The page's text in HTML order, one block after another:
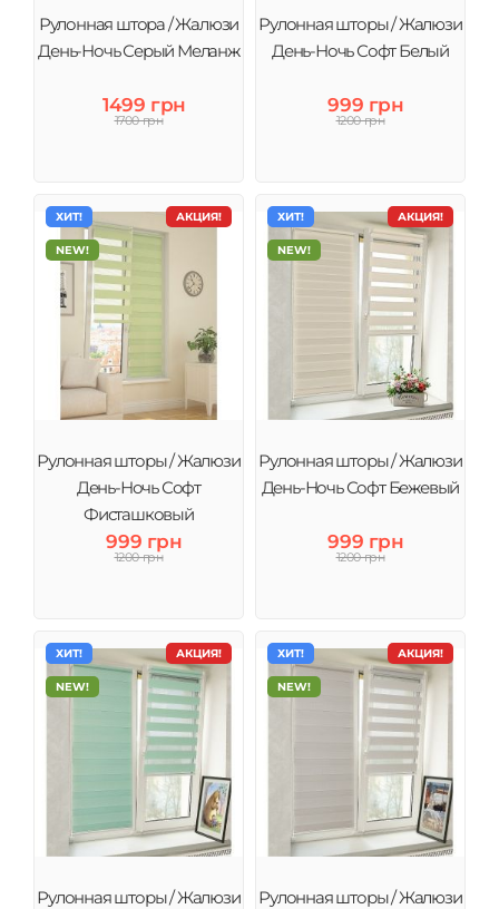
Рулонная штора / Жалюзи
День-Ночь Серый Меланж
1499 грн
1700 грн
Рулонная шторы / Жалюзи
День-Ночь Софт Белый
999 грн
1200 грн
АКЦИЯ!
ХИТ!
NEW!
Рулонная шторы / Жалюзи
День-Ночь Софт
Фисташковый
999 грн
1200 грн
АКЦИЯ!
ХИТ!
NEW!
Рулонная шторы / Жалюзи
День-Ночь Софт Бежевый
999 грн
1200 грн
АКЦИЯ!
ХИТ!
NEW!
Рулонная шторы / Жалюзи
АКЦИЯ!
ХИТ!
NEW!
Рулонная шторы / Жалюзи